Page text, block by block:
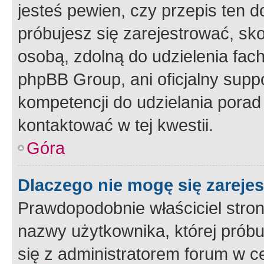
jesteś pewien, czy przepis ten
próbujesz się zarejestrować,
osobą, zdolną do udzielenia
phpBB Group, ani oficjalny
kompetencji do udzielania
kontaktować w tej kwestii.
Góra
Dlaczego nie mogę się
Prawdopodobnie właściciel
nazwy użytkownika, której
się z administratorem forum w